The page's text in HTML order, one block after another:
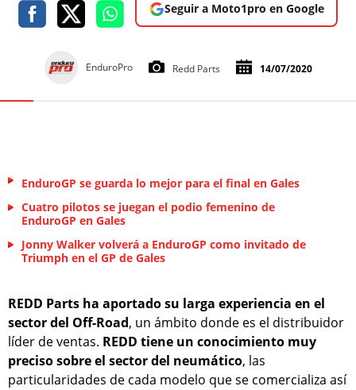
Seguir a Moto1pro en Google
EnduroPro Redd Parts 14/07/2020
EnduroGP se guarda lo mejor para el final en Gales
Cuatro pilotos se juegan el podio femenino de
EnduroGP en Gales
Jonny Walker volverá a EnduroGP como invitado de
Triumph en el GP de Gales
REDD Parts ha aportado su larga experiencia en el
sector del Off-Road, un ámbito donde es el distribuidor
líder de ventas. REDD tiene un conocimiento muy
preciso sobre el sector del neumático, las
particularidades de cada modelo que se comercializa así